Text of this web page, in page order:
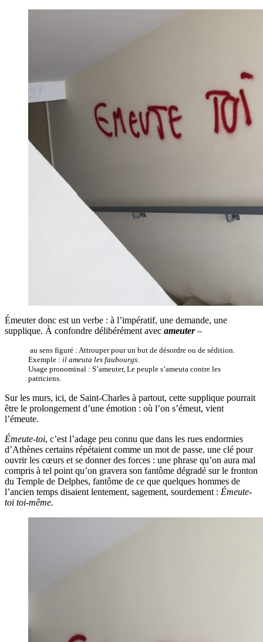
Émeuter donc est un verbe : à l’impératif, une demande, une
supplique. À confondre délibérément avec ameuter –
au sens figuré : Attrouper pour un but de désordre ou de sédition.
Exemple : il ameuta les faubourgs
Usage pronominal : S’ameuter, Le peuple s’ameuta contre les
patriciens.
Sur les murs, ici, de Saint-Charles à partout, cette supplique pourrait
être le prolongement d’une émotion : où l’on s’émeut, vient
l’émeute.
Émeute-toi, c’est l’adage peu connu que dans les rues endormies
d’Athènes certains répétaient comme un mot de passe, une clé pour
ouvrir les cœurs et se donner des forces : une phrase qu’on aura mal
compris à tel point qu’on gravera son fantôme dégradé sur le fronton
du Temple de Delphes, fantôme de ce que quelques hommes de
l’ancien temps disaient lentement, sagement, sourdement : Émeute-
toi toi-même.